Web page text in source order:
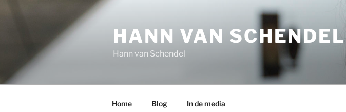
HANN VAN SCHENDEL
Hann van Schendel
Home Blog In de media